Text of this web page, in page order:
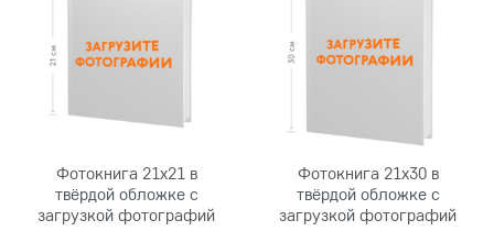
Фотокнига 21х21 в
твёрдой обложке с
загрузкой фотографий
Фотокнига 21х30 в
твёрдой обложке с
загрузкой фотографий